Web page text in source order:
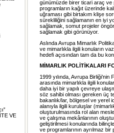
VE
günümüzde birer ticari araç ve
programların kağıt üzerinde
uğraması gibi birtakım klişe
sürekliliğini sağlamanın en iyi
sağlamak, somut projeler
sağlamak gibi görünüyor.
Aslında Avrupa Mimarlık
ve mimarlıkla ilgili konuların
hedefi açısından tam da bu
MİMARLIK POLİTİKALARI
1999 yılında, Avrupa
arasında mimarlıkla ilgili
daha iyi bir yapılı çevreye
söz sahibi olması gereken üç
bakanlık/lar, bölgesel ve yerel
alanıyla ilgili kuruluşlar
oluşturulmasında rol alan
ve çalışma mekânlarının
geliştirilmesi konularında
ve programlarının ayrılmaz bir